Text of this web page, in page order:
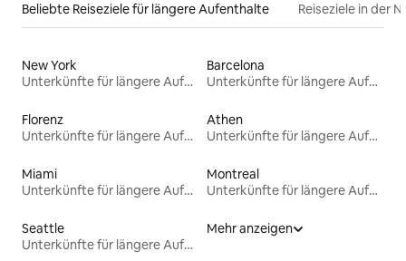
Beliebte Reiseziele für längere Aufenthalte Reiseziele in der
New York
Unterkünfte für längere Aufenthalte
Barcelona
Unterkünfte für längere Aufenthalte
Florenz
Unterkünfte für längere Aufenthalte
Athen
Unterkünfte für längere Aufenthalte
Miami
Unterkünfte für längere Aufenthalte
Montreal
Unterkünfte für längere Aufenthalte
Seattle
Unterkünfte für längere Aufenthalte
Mehr anzeigen